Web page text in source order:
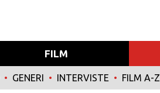
FILM
• GENERI • INTERVISTE • FILM A-Z